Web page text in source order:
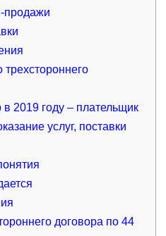
продажи
трехстороннего
2019 году – плательщик
услуг, поставки
договора по 44